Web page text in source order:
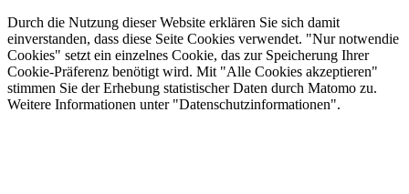
Durch die Nutzung dieser Website erklären Sie sich damit
einverstanden, dass diese Seite Cookies verwendet. "Nur notwendie
Cookies" setzt ein einzelnes Cookie, das zur Speicherung Ihrer
Cookie-Präferenz benötigt wird. Mit "Alle Cookies akzeptieren"
stimmen Sie der Erhebung statistischer Daten durch Matomo zu.
Weitere Informationen unter "Datenschutzinformationen".